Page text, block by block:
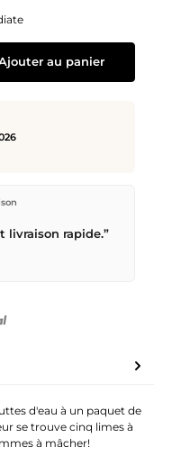
ou utilisez les boutons
au panier
entrepôt à Kriens,
70
la Poste Suisse.
livraison rapide.”
d'eau à un paquet de
se trouve cinq limes à
à mâcher!